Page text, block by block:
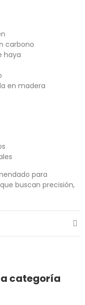
carbono
haya
en madera
para
buscan precisión,
categoría